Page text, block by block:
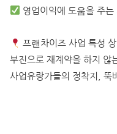
영업이익에 도움을 주는
프랜차이즈 사업 특성
부진으로 재계약을 하지 않
사업유랑가들의 정착지, 뚝